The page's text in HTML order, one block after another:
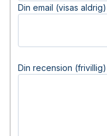
Din email (visas aldrig)
Din recension (frivillig)